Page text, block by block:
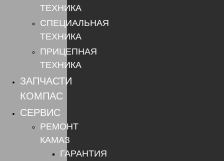
ТЕХНИКА
СПЕЦИАЛЬНАЯ
ТЕХНИКА
ПРИЦЕПНАЯ
ТЕХНИКА
ЗАПЧАСТИ
КОМПАС
СЕРВИС
РЕМОНТ
КАМАЗ
ГАРАНТИЯ